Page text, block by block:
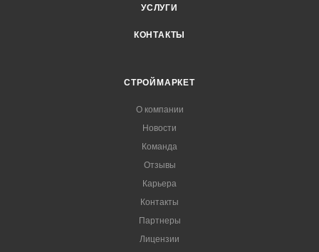
УСЛУГИ
КОНТАКТЫ
СТРОЙМАРКЕТ
О компании
Новости
Команда
Отзывы
Карьера
Контакты
Партнеры
Лицензии